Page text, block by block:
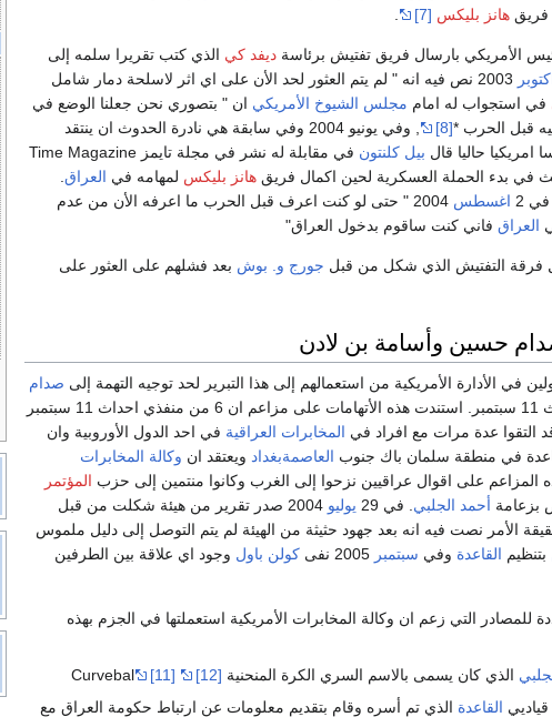
فريق هانز بليكس [7]
الأمريكي بارسال فريق تفتيش برئاسة ديفد كي الذي كتب تقريرا سلمه إلى
2003 نص فيه انه " لم يتم العثور لحد الأن على اي اثر لاسلحة دمار شامل
في استجواب له امام مجلس الشيوخ الأمريكي ان " بتصوري نحن جعلنا الوضع في
قبل الحرب *[8]
, وفي يونيو 2004 وفي سابقة هي نادرة الحدوث ان ينتقد
حاليا قال بيل كلنتون
في مقابلة له نشر في مجلة تايمز Time Magazine
في بدء الحملة العسكرية لحين اكمال فريق هانز بليكس لمهامه في العراق
2 اغسطس
2004 " حتى لو كنت اعرف قبل الحرب ما اعرفه الأن من عدم
العراق فاني كنت ساقوم بدخول العراق"
جورج و. بوش بعد فشلهم على العثور على
حسين وأسامة بن لادن
في الأدارة الأمريكية من استعمالهم إلى هذا التبرير لحد توجيه التهمة إلى صدام
بضلوعه في احداث 11 سبتمبر. استندت هذه الأتهامات على مزاعم ان 6 من منفذي احداث 11 سبتمبر
التقوا عدة مرات مع افراد في المخابرات العراقية في احد الدول الأوروبية وان
في منطقة سلمان باك جنوب العاصمةبغداد ويعتقد ان وكالة المخابرات
على اقوال عراقيين نزحوا إلى الغرب وكانوا منتمين إلى حزب المؤتمر
بزعامة أحمد الجلبي . في 29 يوليو
2004 صدر تقرير من هيئة شكلت من قبل
الأمر نصت فيه انه بعد جهود حثيثة من الهيئة لم يتم التوصل إلى دليل ملموس
بتنظيم القاعدة وفي سبتمبر كولن باول وجود اي علاقة بين الطرفين
للمصادر التي زعم ان وكالة المخابرات الأمريكية استعملتها في الجزم بهذه
الذي كان يسمى بالاسم السري الكرة المنحنية Curvebal [11]
[12]
القاعدة الذي تم أسره وقام بتقديم معلومات عن ارتباط حكومة العراق مع